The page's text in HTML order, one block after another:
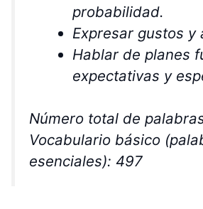
probabilidad.
Expresar gustos y
Hablar de planes
expectativas y
Número total de
Vocabulario básico
esenciales): 497